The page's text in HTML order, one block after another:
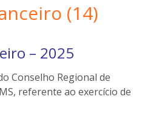
(14)
– 2025
Conselho Regional de
referente ao exercício de